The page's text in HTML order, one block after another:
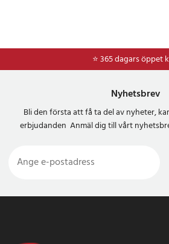
⭐ 365 dagars öppet
⭐Frakt 49kr *
Nyhetsbrev
Bli den första att få ta del av nyheter,
erbjudanden Anmäl dig till vårt